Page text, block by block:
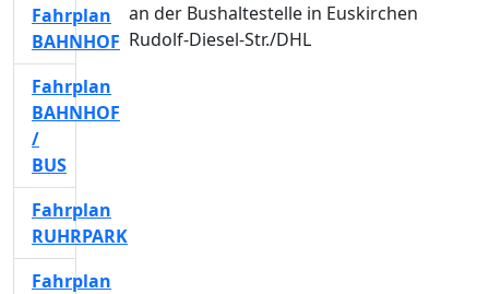
an der Bushaltestelle in Euskirchen
Rudolf-Diesel-Str./DHL
Fahrplan
BAHNHOF
Fahrplan
BAHNHOF
/
BUS
Fahrplan
RUHRPARK
Fahrplan